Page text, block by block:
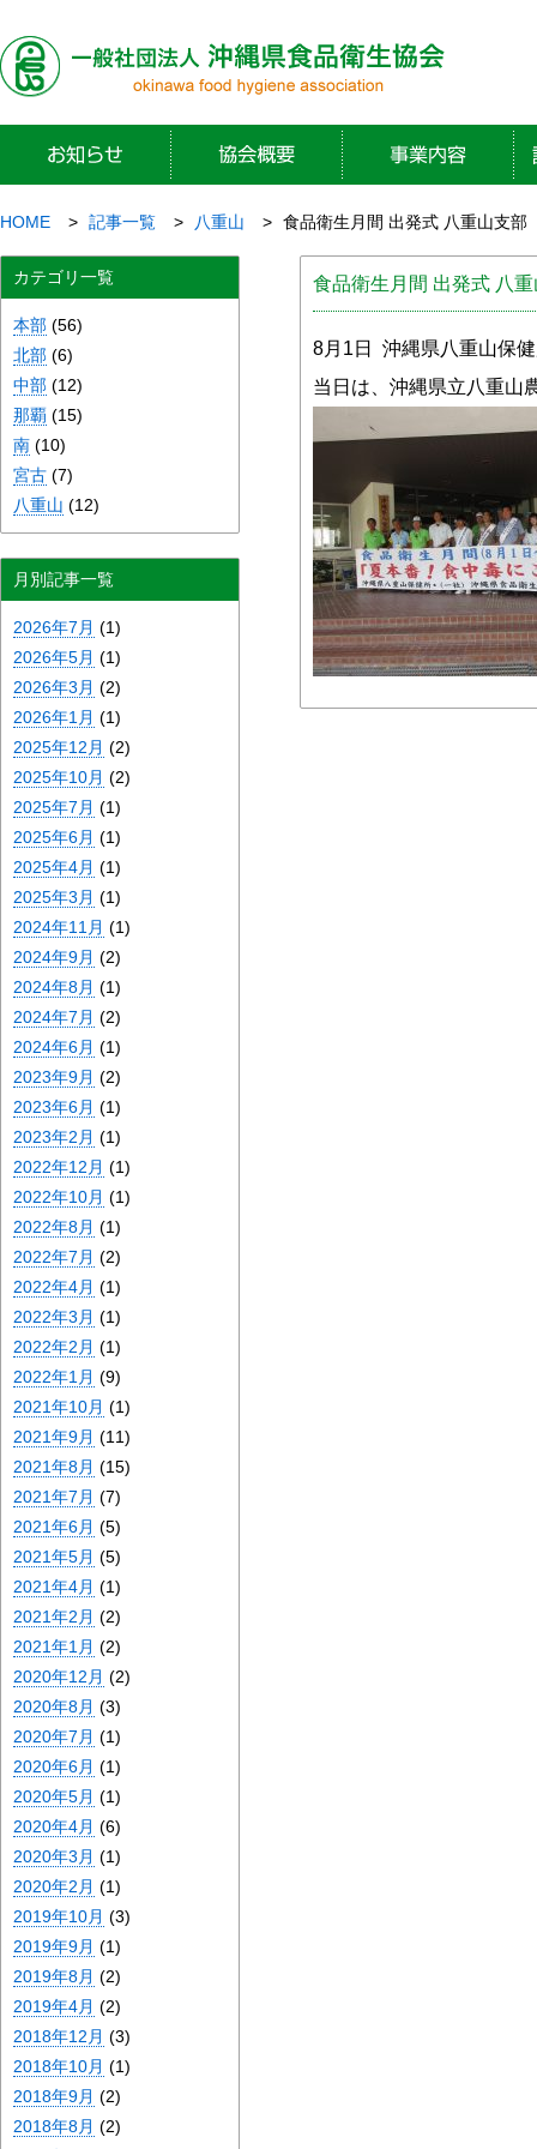
HOME 記事一覧 八重山 食品衛生月間 出発式 八重山支部
カテゴリ一覧
本部 (56)
北部 (6)
中部 (12)
那覇 (15)
南 (10)
宮古 (7)
八重山 (12)
月別記事一覧
2026年7月 (1)
2026年5月 (1)
2026年3月 (2)
2026年1月 (1)
2025年12月 (2)
2025年10月 (2)
2025年7月 (1)
2025年6月 (1)
2025年4月 (1)
2025年3月 (1)
2024年11月 (1)
2024年9月 (2)
2024年8月 (1)
2024年7月 (2)
2024年6月 (1)
2023年9月 (2)
2023年6月 (1)
2023年2月 (1)
2022年12月 (1)
2022年10月 (1)
2022年8月 (1)
2022年7月 (2)
2022年4月 (1)
2022年3月 (1)
2022年2月 (1)
2022年1月 (9)
2021年10月 (1)
2021年9月 (11)
2021年8月 (15)
2021年7月 (7)
2021年6月 (5)
2021年5月 (5)
2021年4月 (1)
2021年2月 (2)
2021年1月 (2)
2020年12月 (2)
2020年8月 (3)
2020年7月 (1)
2020年6月 (1)
2020年5月 (1)
2020年4月 (6)
2020年3月 (1)
2020年2月 (1)
2019年10月 (3)
2019年9月 (1)
2019年8月 (2)
2019年4月 (2)
2018年12月 (3)
2018年10月 (1)
2018年9月 (2)
2018年8月 (2)
食品衛生月間 出発式 八
8月1日 沖縄県八重山保
当日は、沖縄県立八重山